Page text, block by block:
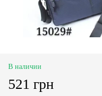
В наличии
521 грн